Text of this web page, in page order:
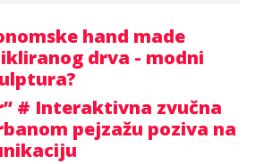
hand made
drva - modni
# Interaktivna zvučna
pejzažu poziva na